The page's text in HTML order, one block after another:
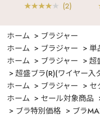
(2)
ホーム
ブラジャー
ホーム
ブラジャー
単
ホーム
ブラジャー
超
超盛ブラ(R)(ワイヤー入
ホーム
ブラジャー
セ
ホーム
セール対象商品
ブラ特別価格
ブラ